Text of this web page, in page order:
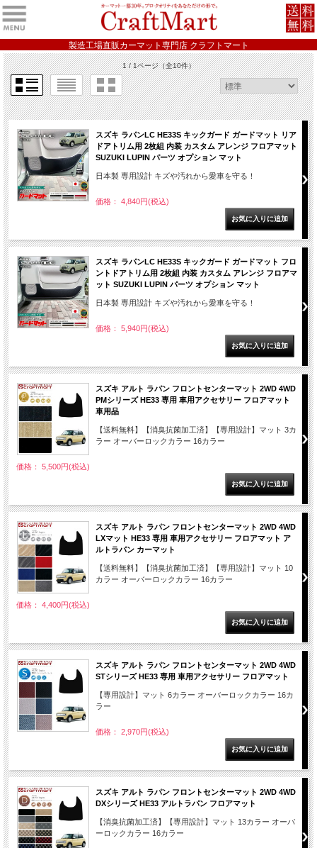
製造工場直販カーマット専門店 クラフトマート
1 / 1ページ（全10件）
スズキ ラパンLC HE33S キックガード ガードマット リア
ドアトリム用 2枚組 内装 カスタム アレンジ フロアマット
SUZUKI LUPIN パーツ オプション マット
日本製 専用設計 キズや汚れから愛車を守る！
価格： 4,840円(税込)
スズキ ラパンLC HE33S キックガード ガードマット フロ
ントドアトリム用 2枚組 内装 カスタム アレンジ フロアマ
ット SUZUKI LUPIN パーツ オプション マット
日本製 専用設計 キズや汚れから愛車を守る！
価格： 5,940円(税込)
スズキ アルト ラパン フロントセンターマット 2WD 4WD
PMシリーズ HE33 専用 車用アクセサリー フロアマット
車用品
【送料無料】【消臭抗菌加工済】【専用設計】マット 3カ
ラー オーバーロックカラー 16カラー
価格： 5,500円(税込)
スズキ アルト ラパン フロントセンターマット 2WD 4WD
LXマット HE33 専用 車用アクセサリー フロアマット ア
ルトラパン カーマット
【送料無料】【消臭抗菌加工済】【専用設計】マット 10
カラー オーバーロックカラー 16カラー
価格： 4,400円(税込)
スズキ アルト ラパン フロントセンターマット 2WD 4WD
STシリーズ HE33 専用 車用アクセサリー フロアマット
【専用設計】マット 6カラー オーバーロックカラー 16カ
ラー
価格： 2,970円(税込)
スズキ アルト ラパン フロントセンターマット 2WD 4WD
DXシリーズ HE33 アルトラパン フロアマット
【消臭抗菌加工済】【専用設計】マット 13カラー オーバ
ーロックカラー 16カラー